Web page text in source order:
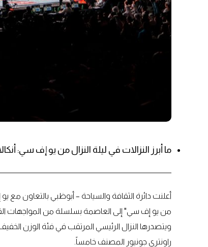
ما أبرز النزالات في ليلة النزال من يو إف سي:
أعلنت دائرة الثقافة والسياحة – أبوظبي بالتعاون مع
ويتصدرها النزال الرئيسي المرتقب في فئة الوزن
راونتري جونيور المصنف خامساً.